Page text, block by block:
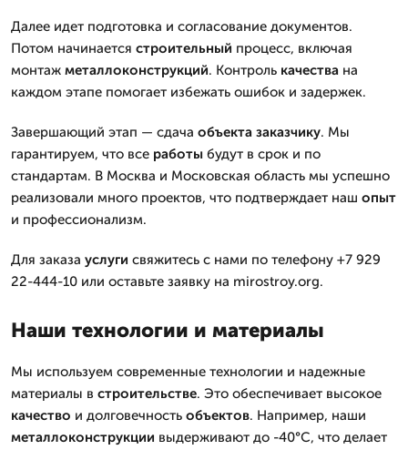
Далее идет подготовка и согласование документов.
Потом начинается строительный процесс, включая
монтаж металлоконструкций. Контроль качества на
каждом этапе помогает избежать ошибок и задержек.
Завершающий этап — сдача объекта заказчику. Мы
гарантируем, что все работы будут в срок и по
стандартам. В Москва и Московская область мы успешно
реализовали много проектов, что подтверждает наш опыт
и профессионализм.
Для заказа услуги свяжитесь с нами по телефону +7 929
22-444-10 или оставьте заявку на mirostroy.org.
Наши технологии и материалы
Мы используем современные технологии и надежные
материалы в строительстве. Это обеспечивает высокое
качество и долговечность объектов. Например, наши
металлоконструкции выдерживают до -40°C, что делает